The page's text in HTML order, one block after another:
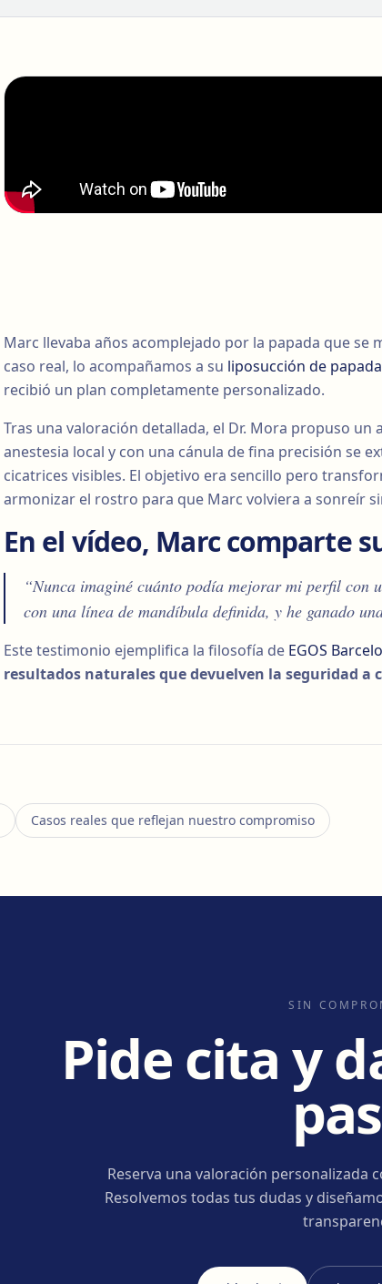
Marc llevaba años acomplejado por la papada que se
caso real, lo acompañamos a su liposucción de papada
recibió un plan completamente personalizado.
Tras una valoración detallada, el Dr. Mora propuso
anestesia local y con una cánula de fina precisión se
cicatrices visibles. El objetivo era sencillo pero
armonizar el rostro para que Marc volviera a sonreír
En el vídeo, Marc comparte
“Nunca imaginé cuánto podía mejorar mi perfil con
con una línea de mandíbula definida, y he ganado
Este testimonio ejemplifica la filosofía de EGOS
resultados naturales que devuelven la seguridad a
Casos reales que reflejan nuestro compromiso
SIN
Pide cita y
Reserva una valoración personalizada
Resolvemos todas tus dudas y